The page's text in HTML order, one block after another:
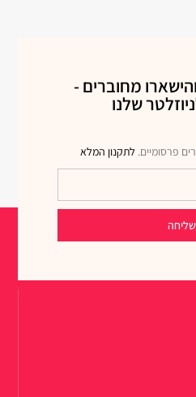
מחוברים -
שלנו
פרסומיים. לתקנון המלא
שליחה